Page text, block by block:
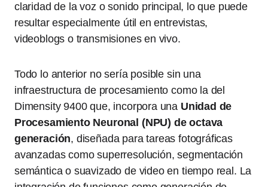
claridad de la voz o sonido principal, lo que puede
resultar especialmente útil en entrevistas,
videoblogs o transmisiones en vivo.
Todo lo anterior no sería posible sin una
infraestructura de procesamiento como la del
Dimensity 9400 que, incorpora una Unidad de
Procesamiento Neuronal (NPU) de octava
generación, diseñada para tareas fotográficas
avanzadas como superresolución, segmentación
semántica o suavizado de video en tiempo real. La